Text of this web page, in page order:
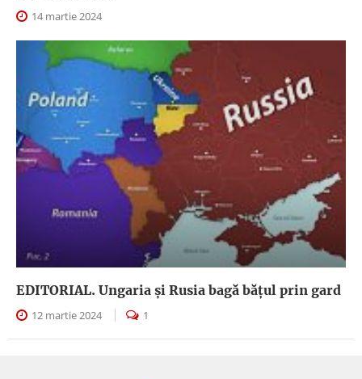
14 martie 2024
EDITORIAL. Ungaria şi Rusia bagă băţul prin gard
12 martie 2024 1